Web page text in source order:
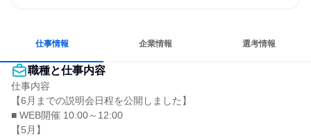
仕事情報 企業情報 選考情報
職種と仕事内容
仕事内容
【6月までの説明会日程を公開しました】
■ WEB開催 10:00～12:00
【5月】